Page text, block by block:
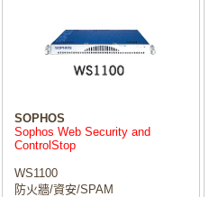
SOPHOS
Sophos Web Security and
ControlStop
WS1100
防火牆/資安/SPAM